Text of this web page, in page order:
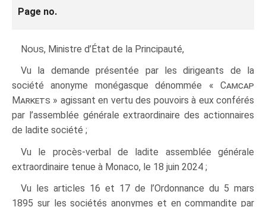
Page no.
Nous, Ministre d’État de la Principauté,
Vu la demande présentée par les dirigeants de la
société anonyme monégasque dénommée « Camcap
Markets » agissant en vertu des pouvoirs à eux conférés
par l’assemblée générale extraordinaire des actionnaires
de ladite société ;
Vu le procès-verbal de ladite assemblée générale
extraordinaire tenue à Monaco, le 18 juin 2024 ;
Vu les articles 16 et 17 de l’Ordonnance du 5 mars
1895 sur les sociétés anonymes et en commandite par